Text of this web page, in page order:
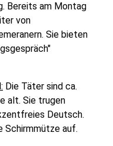
Bereits am Montag
von
Sie bieten
Die Täter sind ca.
alt. Sie trugen
Deutsch.
Schirmmütze auf.